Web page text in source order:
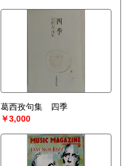
葛西孜句集 四季
￥3,000